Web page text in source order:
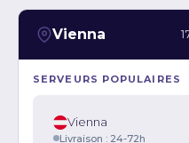
Vienna
SERVEURS POPULAIRES
Vienna
Livraison : 24-72h